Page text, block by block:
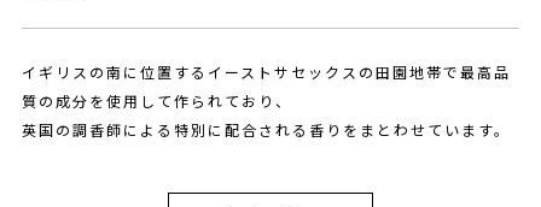
イギリスの南に位置するイーストサセックスの田園地帯で最高品
質の成分を使用して作られており、
英国の調香師による特別に配合される香りをまとわせています。